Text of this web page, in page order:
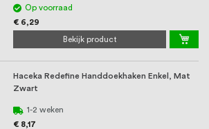
Op voorraad
€ 6,29
Bekijk product
Haceka Redefine Handdoekhaken Enkel, Mat
Zwart
1-2 weken
€ 8,17